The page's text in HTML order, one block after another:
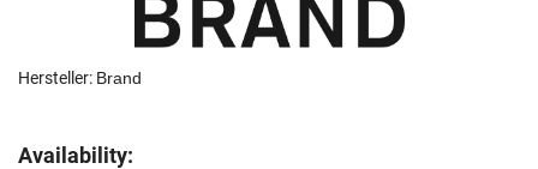
Hersteller: Brand
Availability: